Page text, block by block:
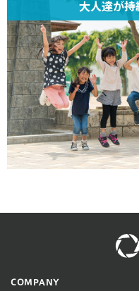
大人達が持
COMPANY